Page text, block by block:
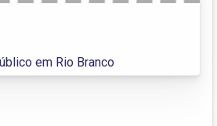
em Rio Branco